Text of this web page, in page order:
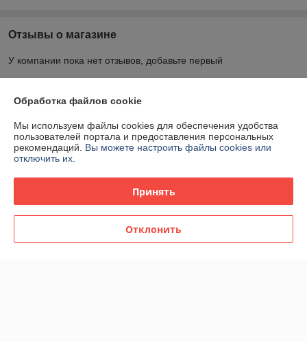
Отзывы о магазине
У компании пока нет отзывов, добавьте первый
О нас
Контакты
Доставка и оплата
Обработка файлов cookie
Мы используем файлы cookies для обеспечения удобства
пользователей портала и предоставления персональных
рекомендаций. Вы можете настроить файлы cookies или
отключить их.
Принять
Отклонить